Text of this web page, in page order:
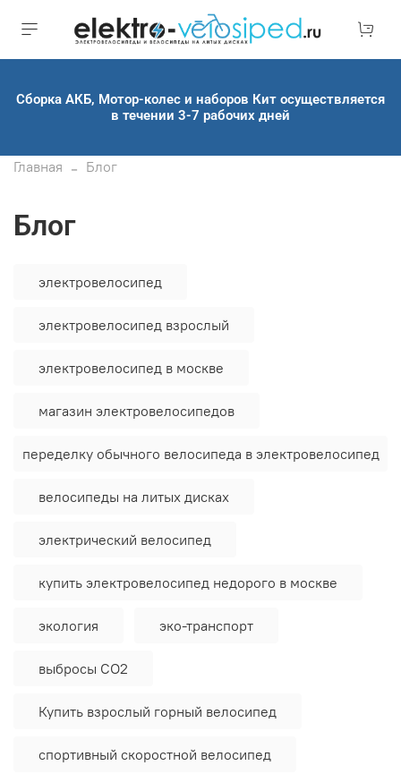
Сборка АКБ, Мотор-колес и наборов Кит осуществляется
в течении 3-7 рабочих дней
Главная Блог
Блог
электровелосипед
электровелосипед взрослый
электровелосипед в москве
магазин электровелосипедов
переделку обычного велосипеда в электровелосипед
велосипеды на литых дисках
электрический велосипед
купить электровелосипед недорого в москве
экология эко-транспорт
выбросы CO2
Купить взрослый горный велосипед
спортивный скоростной велосипед